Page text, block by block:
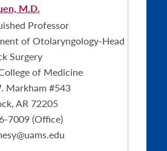
M.D.
Professor
of Otolaryngology-Head
Surgery
of Medicine
Markham #543
AR 72205
7009 (Office)